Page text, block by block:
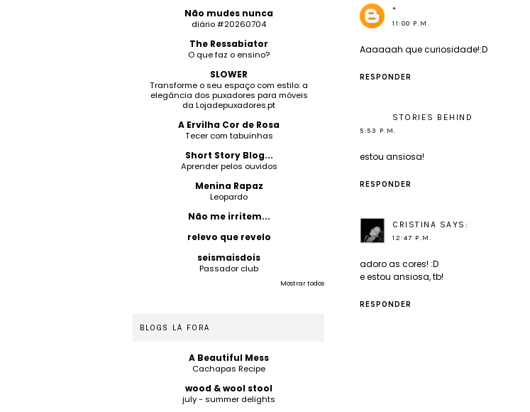
*
11:00 P.M.
Aaaaaah que curiosidade!:D
RESPONDER
STORIES BEHIND
5:53 P.M.
estou ansiosa!
RESPONDER
CRISTINA SAYS:
12:47 P.M.
adoro as cores! :D
e estou ansiosa, tb!
RESPONDER
Não mudes nunca
diário #20260704
The Ressabiator
O que faz o ensino?
SLOWER
Transforme o seu espaço com estilo: a
elegância dos puxadores para móveis
da Lojadepuxadores.pt
A Ervilha Cor de Rosa
Tecer com tabuinhas
Short Story Blog...
Aprender pelos ouvidos
Menina Rapaz
Leopardo
Não me irritem...
relevo que revelo
seismaisdois
Passador club
Mostrar todos
BLOGS LÁ FORA
A Beautiful Mess
Cachapas Recipe
wood & wool stool
july - summer delights